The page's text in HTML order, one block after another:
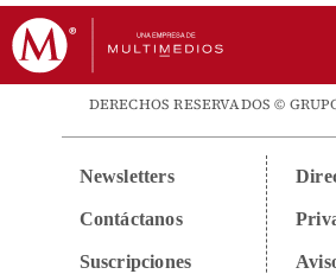
DERECHOS RESERVADOS ©
Newsletters
Contáctanos
Suscripciones